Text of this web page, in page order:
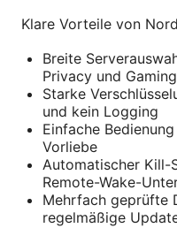
Klare Vorteile von
Breite
Privacy und Gaming
Starke
und kein Logging
Einfache
Vorliebe
Automatischer Kill-
Remote-Wake-
Mehrfach geprüfte
regelmäßige